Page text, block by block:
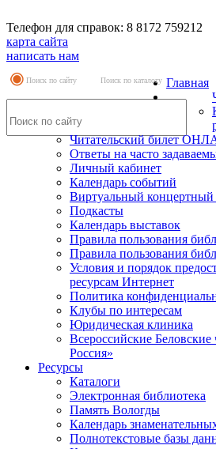
Телефон для справок: 8 8172 759212
карта сайта
написать нам
Поиск по сайту Поиск по каталогу Главная
Читательский билет
Ответы на часто
Личный кабинет
Календарь событий
Виртуальный концертный
Подкасты
Календарь выставок
Правила пользования
Правила пользования
Условия и порядок
ресурсам Интернет
Политика
Клубы по интересам
Юридическая клиника
Всероссийские
Россия»
Ресурсы
Каталоги
Электронная библиотека
Память Вологды
Календарь
Полнотекстовые базы